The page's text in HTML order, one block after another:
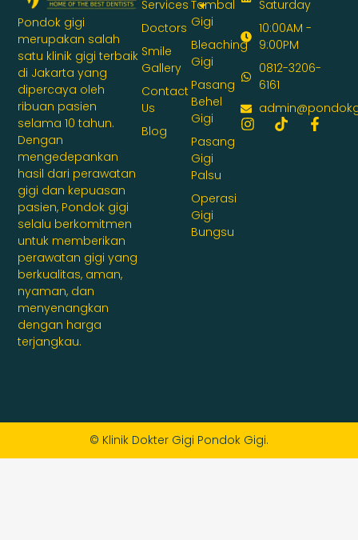
Pondok gigi
merupakan salah
satu klinik gigi terbaik
di Jakarta yang
dipercaya oleh
ribuan pasien
selama 10 tahun.
Dengan
mengedepankan
hasil dari perawatan
gigi dan kepuasan
pasien, Pondok gigi
selalu berkomitmen
untuk memberikan
perawatan gigi yang
berkualitas, aman,
nyaman, dan
menyenangkan
dengan harga
terjangkau.
Tambal
Gigi
Bleaching
Gigi
Pasang
Behel
Gigi
Pasang
Gigi
Palsu
Operasi
Gigi
Bungsu
Services
Doctors
Smile
Gallery
Contact
Us
Blog
Saturday
10:00AM -
9:00PM
0812-3206-
6161
© Klinik Dokter Gigi Pondok Gigi.